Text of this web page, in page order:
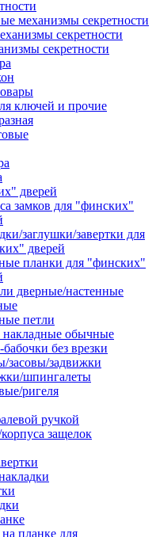
механизмы секретности
секретности
секретности
ключей и прочие
дверей
замков для "финских"
заглушки/завертки для
дверей
планки для "финских"
дверные/настенные
петли
накладные обычные
без врезки
засовы/задвижки
шпингалеты
ригеля
ручкой
защелок
планке для